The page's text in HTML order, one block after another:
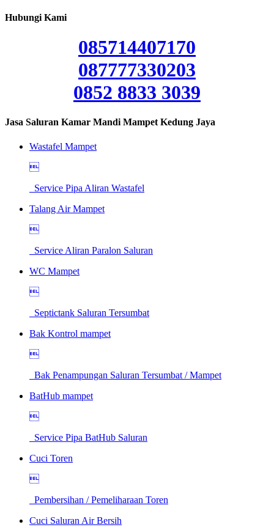
Hubungi Kami
085714407170
087777330203
0852 8833 3039
Jasa Saluran Kamar Mandi Mampet Kedung Jaya
Wastafel Mampet

Service Pipa Aliran Wastafel
Talang Air Mampet

Service Aliran Paralon Saluran
WC Mampet

Septictank Saluran Tersumbat
Bak Kontrol mampet

Bak Penampungan Saluran Tersumbat / Mampet
BatHub mampet

Service Pipa BatHub Saluran
Cuci Toren

Pembersihan / Pemeliharaan Toren
Cuci Saluran Air Bersih